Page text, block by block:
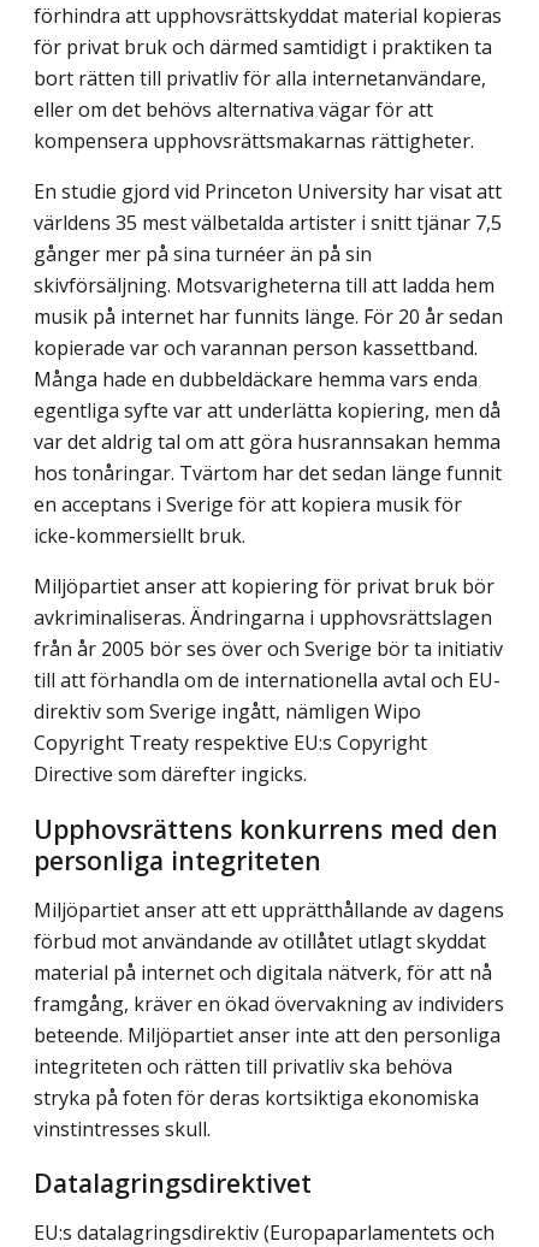
förhindra att upphovsrättskyddat material kopieras
för privat bruk och därmed samtidigt i praktiken ta
bort rätten till privatliv för alla internetanvändare,
eller om det behövs alternativa vägar för att
kompensera upphovsrättsmakarnas rättigheter.
En studie gjord vid Princeton University har visat att
världens 35 mest välbetalda artister i snitt tjänar 7,5
gånger mer på sina turnéer än på sin
skivförsäljning. Motsvarigheterna till att ladda hem
musik på internet har funnits länge. För 20 år sedan
kopierade var och varannan person kassettband.
Många hade en dubbeldäckare hemma vars enda
egentliga syfte var att underlätta kopiering, men då
var det aldrig tal om att göra husrannsakan hemma
hos tonåringar. Tvärtom har det sedan länge funnit
en acceptans i Sverige för att kopiera musik för
icke-kommersiellt bruk.
Miljöpartiet anser att kopiering för privat bruk bör
avkriminaliseras. Ändringarna i upphovsrättslagen
från år 2005 bör ses över och Sverige bör ta initiativ
till att förhandla om de internationella avtal och EU-
direktiv som Sverige ingått, nämligen Wipo
Copyright Treaty respektive EU:s Copyright
Directive som därefter ingicks.
Upphovsrättens konkurrens med den
personliga integriteten
Miljöpartiet anser att ett upprätthållande av dagens
förbud mot användande av otillåtet utlagt skyddat
material på internet och digitala nätverk, för att nå
framgång, kräver en ökad övervakning av individers
beteende. Miljöpartiet anser inte att den personliga
integriteten och rätten till privatliv ska behöva
stryka på foten för deras kortsiktiga ekonomiska
vinstintresses skull.
Datalagringsdirektivet
EU:s datalagringsdirektiv (Europaparlamentets och